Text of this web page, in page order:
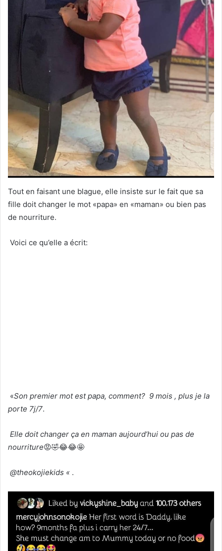
Tout en faisant une blague, elle insiste sur le fait que sa
fille doit changer le mot «papa» en «maman» ou bien pas
de nourriture.
Voici ce qu’elle a écrit:
«Son premier mot est papa, comment? 9 mois , plus je la
porte 7j/7.
Elle doit changer ça en maman aujourd’hui ou pas de
nourriture😡🤣😂😂🤩
@theokojiekids « .